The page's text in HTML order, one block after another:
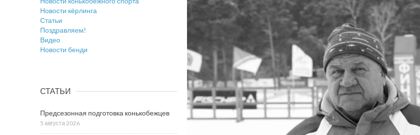
Новости кёрлинга
Статьи
Поздравляем!
Видео
Новости бенди
СТАТЬИ
Предсезонная подготовка конькобежцев
5 августа 2026